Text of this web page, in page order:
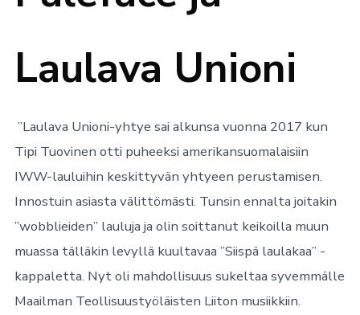
Laulava Unioni
”Laulava Unioni-yhtye sai alkunsa vuonna 2017 kun
Tipi Tuovinen otti puheeksi amerikansuomalaisiin
IWW-lauluihin keskittyvän yhtyeen perustamisen.
Innostuin asiasta välittömästi. Tunsin ennalta joitakin
”wobblieiden” lauluja ja olin soittanut keikoilla muun
muassa tälläkin levyllä kuultavaa ”Siispä laulakaa” -
kappaletta. Nyt oli mahdollisuus sukeltaa syvemmälle
Maailman Teollisuustyöläisten Liiton musiikkiin.